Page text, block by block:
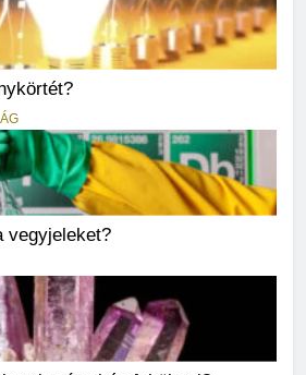
vegyjeleket?